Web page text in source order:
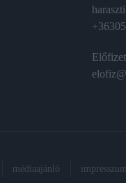
médiaajánló impresszum